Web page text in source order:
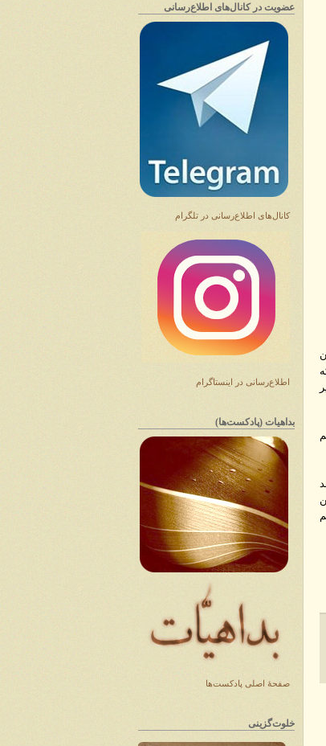
عضویت در کانا‌ل‌های اطلاع‌رسانی
کانال‌های اطلاع‌رسانی در تلگرام
اطلاع‌رسانی در اینستاگرام
بداهیات (پادکست‌ها)
صفحهٔ اصلی پادکست‌ها
خلوت‌گزینی